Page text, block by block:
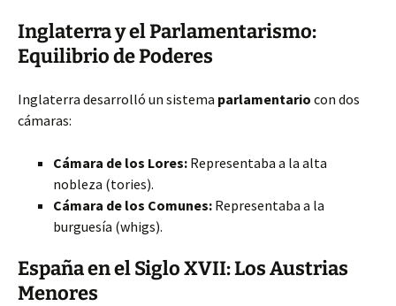
Inglaterra y el Parlamentarismo:
Equilibrio de Poderes
Inglaterra desarrolló un sistema parlamentario con dos
cámaras:
Cámara de los Lores: Representaba a la alta
nobleza (tories).
Cámara de los Comunes: Representaba a la
burguesía (whigs).
España en el Siglo XVII: Los Austrias
Menores